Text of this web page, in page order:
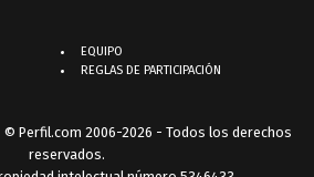
EQUIPO
REGLAS DE PARTICIPACIÓN
| © Perfil.com 2006-2026 - Todos los derechos
reservados.